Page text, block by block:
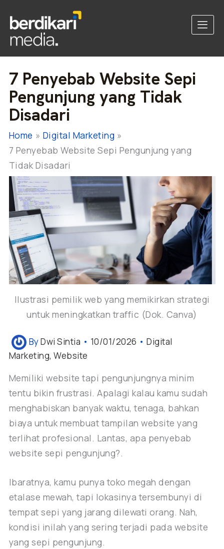
7 Penyebab Website Sepi
Pengunjung yang Tidak
Disadari
Home
Digital Marketing
7 Penyebab Website Sepi Pengunjung yang
Tidak Disadari
Ilustrasi pemilik web yang memikirkan strategi
untuk meningkatkan traffic (Dok. Canva)
ByDwi Sintia • 10/01/2026 • Digital
Marketing, Website
Memiliki website tapi pengunjungnya minim
tentu bikin frustrasi. Apalagi kalau kamu sudah
menghabiskan banyak waktu, tenaga, bahkan
biaya untuk membuat tampilan website yang
terlihat profesional. Lantas, apa penyebab
website sepi pengunjung?.
Ibaratnya, kamu punya toko megah dengan
etalase mewah, tapi lokasinya tersembunyi di
tempat sepi yang jarang dilewati orang. Nah,
kondisi inilah yang sering terjadi pada website
yang sepi pengunjung.